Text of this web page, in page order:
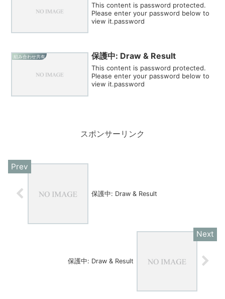
This content is password protected.
Please enter your password below to
view it.password
組み合わせ共有 保護中: Draw & Result
This content is password protected.
Please enter your password below to
view it.password
スポンサーリンク
保護中: Draw & Result
保護中: Draw & Result